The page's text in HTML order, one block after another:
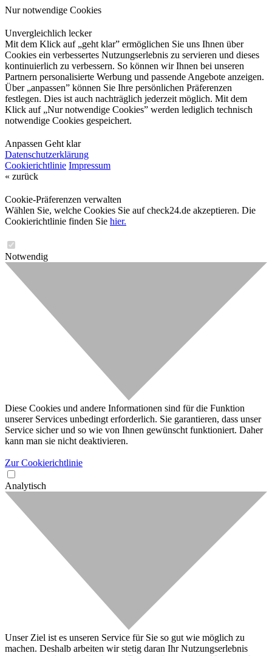
Nur notwendige Cookies
Unvergleichlich lecker
Mit dem Klick auf „geht klar” ermöglichen Sie uns Ihnen über
Cookies ein verbessertes Nutzungserlebnis zu servieren und dieses
kontinuierlich zu verbessern. So können wir Ihnen bei unseren
Partnern personalisierte Werbung und passende Angebote anzeigen.
Über „anpassen” können Sie Ihre persönlichen Präferenzen
festlegen. Dies ist auch nachträglich jederzeit möglich. Mit dem
Klick auf „Nur notwendige Cookies” werden lediglich technisch
notwendige Cookies gespeichert.
Anpassen Geht klar
Datenschutzerklärung
Cookierichtlinie Impressum
« zurück
Cookie-Präferenzen verwalten
Wählen Sie, welche Cookies Sie auf check24.de akzeptieren. Die
Cookierichtlinie finden Sie hier.
Notwendig
Diese Cookies und andere Informationen sind für die Funktion
unserer Services unbedingt erforderlich. Sie garantieren, dass unser
Service sicher und so wie von Ihnen gewünscht funktioniert. Daher
kann man sie nicht deaktivieren.
Zur Cookierichtlinie
Analytisch
Unser Ziel ist es unseren Service für Sie so gut wie möglich zu
machen. Deshalb arbeiten wir stetig daran Ihr Nutzungserlebnis